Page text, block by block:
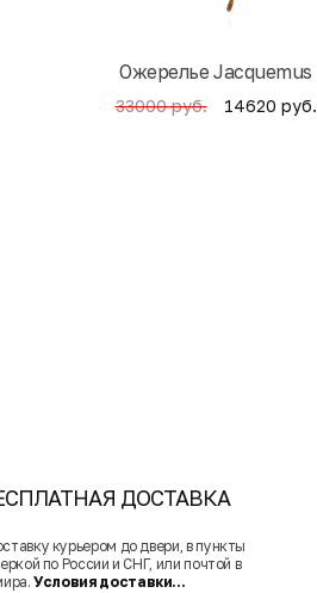
Ожерелье Jacquemus
33000 руб. 14620 руб.
ДОСТАВКА
курьером до двери, в пункты
по России и СНГ, или почтой в
Условия доставки...